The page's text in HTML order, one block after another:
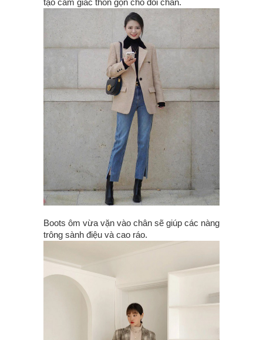
Boots ôm vừa vặn vào chân sẽ giúp các nàng
trông sành điệu và cao ráo.